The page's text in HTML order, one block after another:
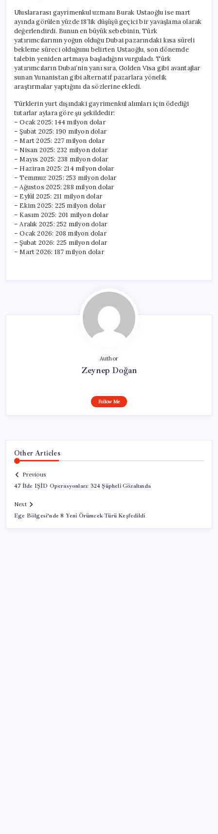
Uluslararası gayrimenkul uzmanı Burak Ustaoğlu ise mart
ayında görülen yüzde 18’lik düşüşü geçici bir yavaşlama olarak
değerlendirdi. Bunun en büyük sebebinin, Türk
yatırımcılarının yoğun olduğu Dubai pazarındaki kısa süreli
bekleme süreci olduğunu belirten Ustaoğlu, son dönemde
talebin yeniden artmaya başladığını vurguladı. Türk
yatırımcıların Dubai’nin yanı sıra, Golden Visa gibi avantajlar
sunan Yunanistan gibi alternatif pazarlara yönelik
araştırmalar yaptığını da sözlerine ekledi.
Türklerin yurt dışındaki gayrimenkul alımları için ödediği
tutarlar aylara göre şu şekildedir:
– Ocak 2025: 144 milyon dolar
– Şubat 2025: 190 milyon dolar
– Mart 2025: 227 milyon dolar
– Nisan 2025: 232 milyon dolar
– Mayıs 2025: 238 milyon dolar
– Haziran 2025: 214 milyon dolar
– Temmuz 2025: 253 milyon dolar
– Ağustos 2025: 288 milyon dolar
– Eylül 2025: 211 milyon dolar
– Ekim 2025: 225 milyon dolar
– Kasım 2025: 201 milyon dolar
– Aralık 2025: 252 milyon dolar
– Ocak 2026: 208 milyon dolar
– Şubat 2026: 225 milyon dolar
– Mart 2026: 187 milyon dolar
Author
Zeynep Doğan
Follow Me
Other Articles
Previous
47 İlde IŞİD Operasyonları: 324 Şüpheli Gözaltında
Next
Ege Bölgesi’nde 8 Yeni Örümcek Türü Keşfedildi